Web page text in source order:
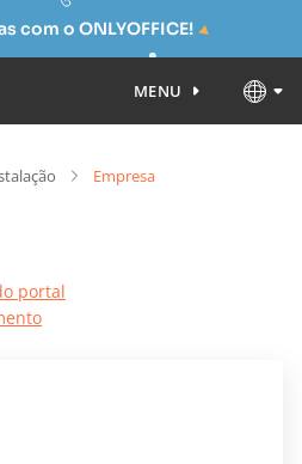
com o ONLYOFFICE!
MENU
Empresa
portal